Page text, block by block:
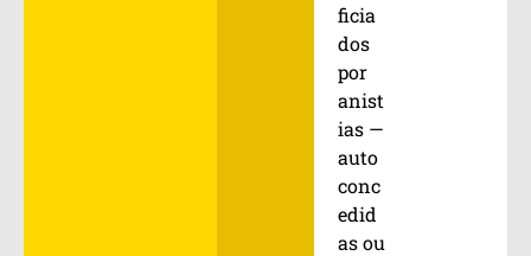
ficia
dos
por
anist
ias —
auto
conc
edid
as ou